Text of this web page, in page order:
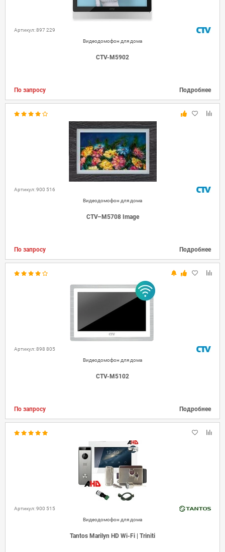
Артикул: 897 229
Видеодомофон для дома
CTV-M5902
По запросу Подробнее
Артикул: 900 516
Видеодомофон для дома
CTV–M5708 Image
По запросу Подробнее
Артикул: 898 805
Видеодомофон для дома
CTV-M5102
По запросу Подробнее
Артикул: 900 515
Видеодомофон для дома
Tantos Marilyn HD Wi-Fi | Triniti